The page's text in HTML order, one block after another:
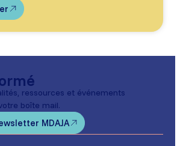
ressources et événements
boîte mail.
MDAJA